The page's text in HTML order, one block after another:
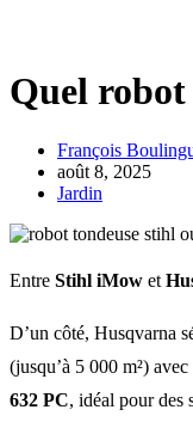
Quel
François
août 8, 2025
Jardin
Entre Stihl iMow et
D’un côté, Husqvarna
(jusqu’à 5 000 m²)
632 PC, idéal pour des